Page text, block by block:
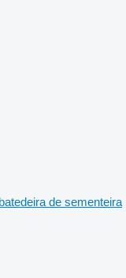
de sementeira